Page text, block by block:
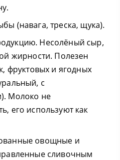
(навага, треска, щука).
Несолёный сыр,
жирности. Полезен
фруктовых и ягодных
с
Молоко не
его используют как
овощные и
сливочным